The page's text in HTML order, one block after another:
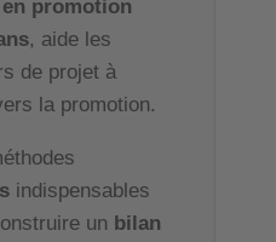
promotion
, aide les
de projet à
la promotion.
indispensables
un bilan